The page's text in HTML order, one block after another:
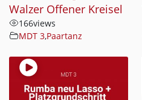
Walzer Offener Kreisel
166views
MDT 3,Paartanz